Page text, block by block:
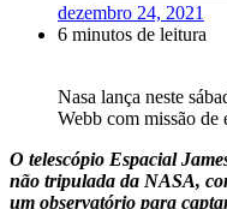
dezembro 24, 2021
6 minutos de leitura
Nasa lança neste
Webb com missão de
O telescópio Espacial
não tripulada da NASA,
um observatório para